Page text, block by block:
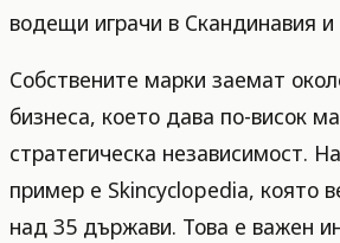
водещи играчи в Скандинавия
Собствените марки заемат
бизнеса, което дава по-висок
стратегическа независимост.
пример е Skincyclopedia, която
над 35 държави. Това е важен